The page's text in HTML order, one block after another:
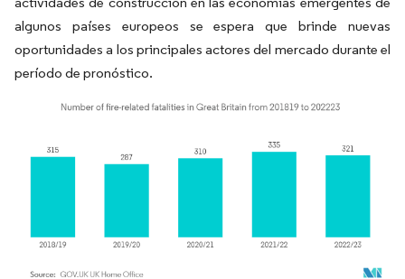
algunos países europeos se espera que brinde nuevas
oportunidades a los principales actores del mercado durante el
período de pronóstico.